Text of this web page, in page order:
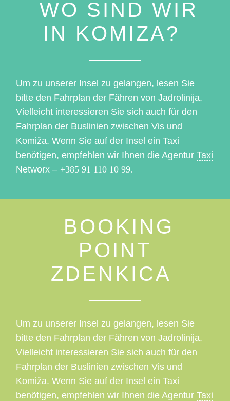
WO SIND WIR
IN KOMIZA?
Um zu unserer Insel zu gelangen, lesen Sie
bitte den Fahrplan der Fähren von Jadrolinija.
Vielleicht interessieren Sie sich auch für den
Fahrplan der Buslinien zwischen Vis und
Komiža. Wenn Sie auf der Insel ein Taxi
benötigen, empfehlen wir Ihnen die AgenturTaxi
Networx – +385 91 110 10 99.
BOOKING
POINT
ZDENKICA
Um zu unserer Insel zu gelangen, lesen Sie
bitte den Fahrplan der Fähren von Jadrolinija.
Vielleicht interessieren Sie sich auch für den
Fahrplan der Buslinien zwischen Vis und
Komiža. Wenn Sie auf der Insel ein Taxi
benötigen, empfehlen wir Ihnen die AgenturTaxi